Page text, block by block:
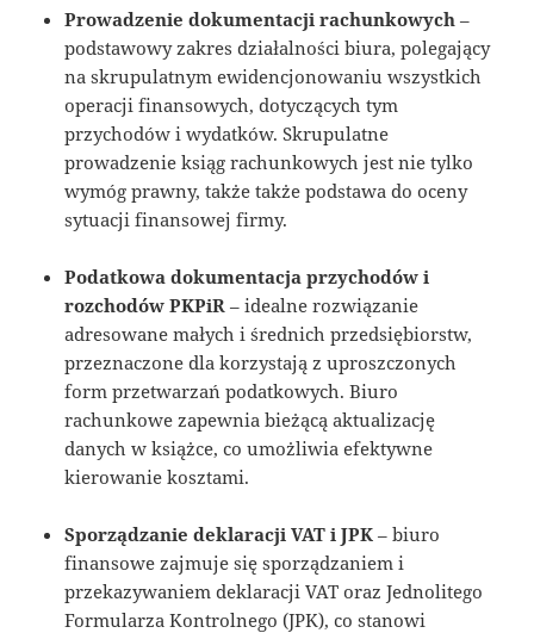
Prowadzenie dokumentacji rachunkowych –
podstawowy zakres działalności biura, polegający
na skrupulatnym ewidencjonowaniu wszystkich
operacji finansowych, dotyczących tym
przychodów i wydatków. Skrupulatne
prowadzenie ksiąg rachunkowych jest nie tylko
wymóg prawny, także także podstawa do oceny
sytuacji finansowej firmy.
Podatkowa dokumentacja przychodów i
rozchodów PKPiR – idealne rozwiązanie
adresowane małych i średnich przedsiębiorstw,
przeznaczone dla korzystają z uproszczonych
form przetwarzań podatkowych. Biuro
rachunkowe zapewnia bieżącą aktualizację
danych w książce, co umożliwia efektywne
kierowanie kosztami.
Sporządzanie deklaracji VAT i JPK – biuro
finansowe zajmuje się sporządzaniem i
przekazywaniem deklaracji VAT oraz Jednolitego
Formularza Kontrolnego (JPK), co stanowi